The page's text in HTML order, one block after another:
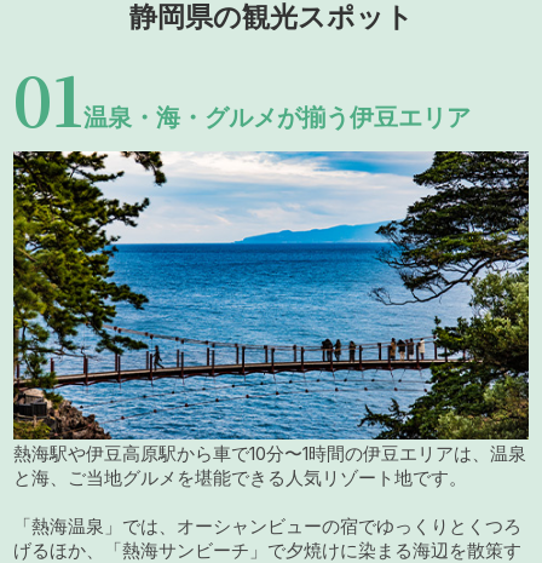
静岡県の観光スポット
01温泉・海・グルメが揃う伊豆エリア
熱海駅や伊豆高原駅から車で10分〜1時間の伊豆エリアは、温泉
と海、ご当地グルメを堪能できる人気リゾート地です。
「熱海温泉」では、オーシャンビューの宿でゆっくりとくつろ
げるほか、「熱海サンビーチ」で夕焼けに染まる海辺を散策す